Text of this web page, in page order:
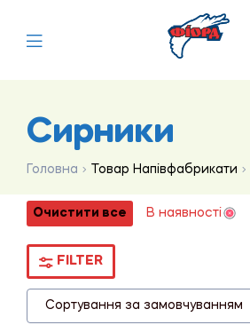
Сирники
Головна Товар Напівфабрикати
Очистити все В наявності
FILTER